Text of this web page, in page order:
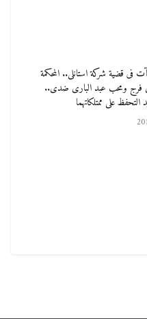
فى قضية شركة استانلى.. المحكمة
ومحب عبد البارى ضدى..
التحفظ على ممتلكاتهما